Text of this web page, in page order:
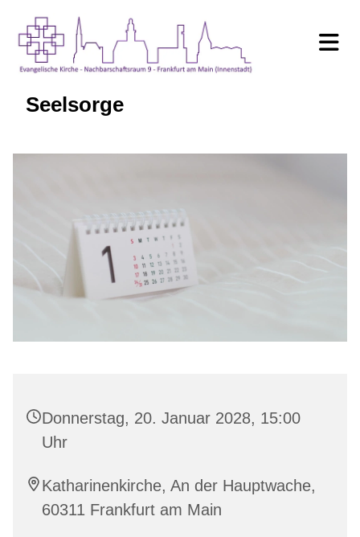
Seelsorge
Donnerstag, 20. Januar 2028, 15:00
Uhr
Katharinenkirche, An der Hauptwache,
60311 Frankfurt am Main